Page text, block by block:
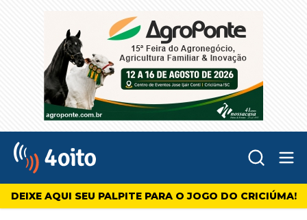
4oito
DEIXE AQUI SEU PALPITE PARA O JOGO DO CRICIÚMA!